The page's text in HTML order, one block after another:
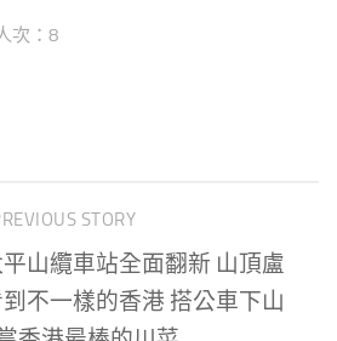
次：8
STORY
山纜車站全面翻新 山頂盧
不一樣的香港 搭公車下山